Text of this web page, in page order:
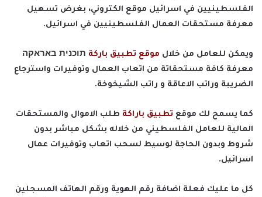
الفلسطينيين في اسرائيل موقع الكتروني، بغرض تسهيل
معرفة مستحقات العمال الفلسطينيين في اسرائيل.
ويمكن للعامل من خلال موقع تطبيق باركة תוכנית באראקה
معرفة كافة مستحقاتة من اتعاب العمال وتوفيرات واسترجاع
الضريبة وراتب الاعاقة و راتب الشيخوخة.
كما يسمح لك موقع تطبيق باراكة طلب الاموال والمستحقات
المالية للعامل الفلسطيني من خلاله بشكل مباشر بدون
شروط وبدون الحاجة لوسيط لسحب اتعاب وتوفيرات عمال
اسرائيل.
كل ما عليك فعلة اضافة رقم الهوية ورقم الهاتف المسجلين